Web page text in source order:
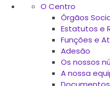
O Centro
Órgãos
Estatutos e
Funções e
Adesão
Os nossos
A nossa